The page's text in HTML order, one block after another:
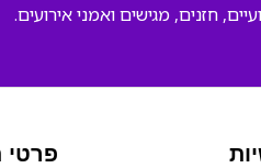
חזנים, מגישים ואמני אירועים.
פרטי